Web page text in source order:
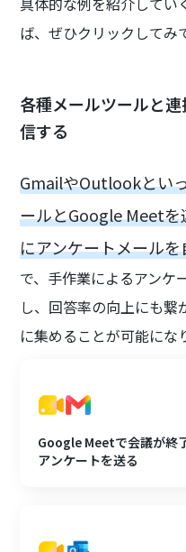
ば、ぜひクリックしてみ
各種メールツールと
信する
GmailやOutlookとい
ールとGoogle Meet
にアンケートメール
で、手作業によるアンケ
し、回答率の向上にも繋
に集めることが可能にな
Google Meetで会議が終
アンケートを送る